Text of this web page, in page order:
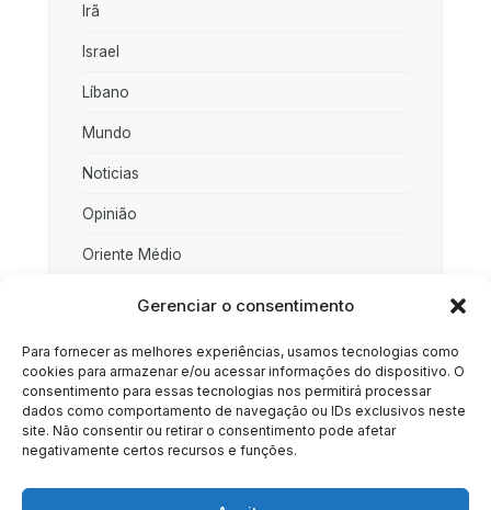
Gerenciar o consentimento
Para fornecer as melhores experiências, usamos tecnologias como
cookies para armazenar e/ou acessar informações do dispositivo. O
consentimento para essas tecnologias nos permitirá processar
dados como comportamento de navegação ou IDs exclusivos neste
site. Não consentir ou retirar o consentimento pode afetar
negativamente certos recursos e funções.
Irã
Israel
Líbano
Mundo
Noticias
Opinião
Oriente Médio
Rússia
Sociedade
Uncategorized